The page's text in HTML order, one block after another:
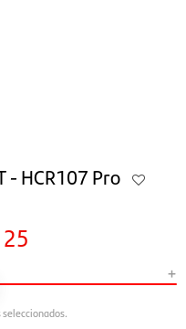
- HCR107 Pro
+